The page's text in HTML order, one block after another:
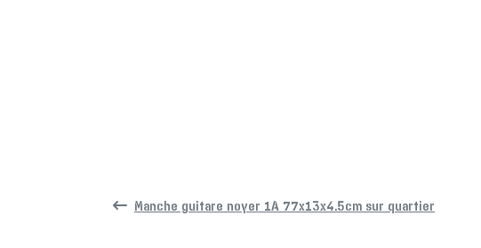
Manche guitare noyer 1A 77x13x4.5cm sur quartier